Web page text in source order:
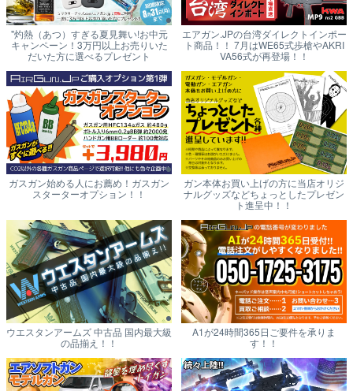
"灼熱（あつ）すぎる夏見舞い!お中元
キャンペーン！3万円以上お売りいた
だいた方に選べるプレゼント
エアガン.JPの台湾ダイレクトインポー
ト商品！！ 7月はWE65式歩槍やAKRI
VA56式が再登場！！
ガスガン始める人にお薦め！ガスガン
スターターオプション！！
ガン本体お買い上げの方に当店オリジ
ナルグッズなどちょっとしたプレゼン
ト進呈中！！
ウエスタンアームズ 中古品 国内最大級
の品揃え！！
A1が24時間365日ご要件を承りま
す！！